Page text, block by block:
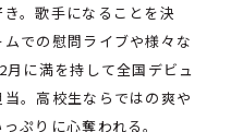
。歌手になることを決
での慰問ライブや様々な
に満を持して全国デビュ
。高校生ならではの爽や
ぷりに心奪われる。